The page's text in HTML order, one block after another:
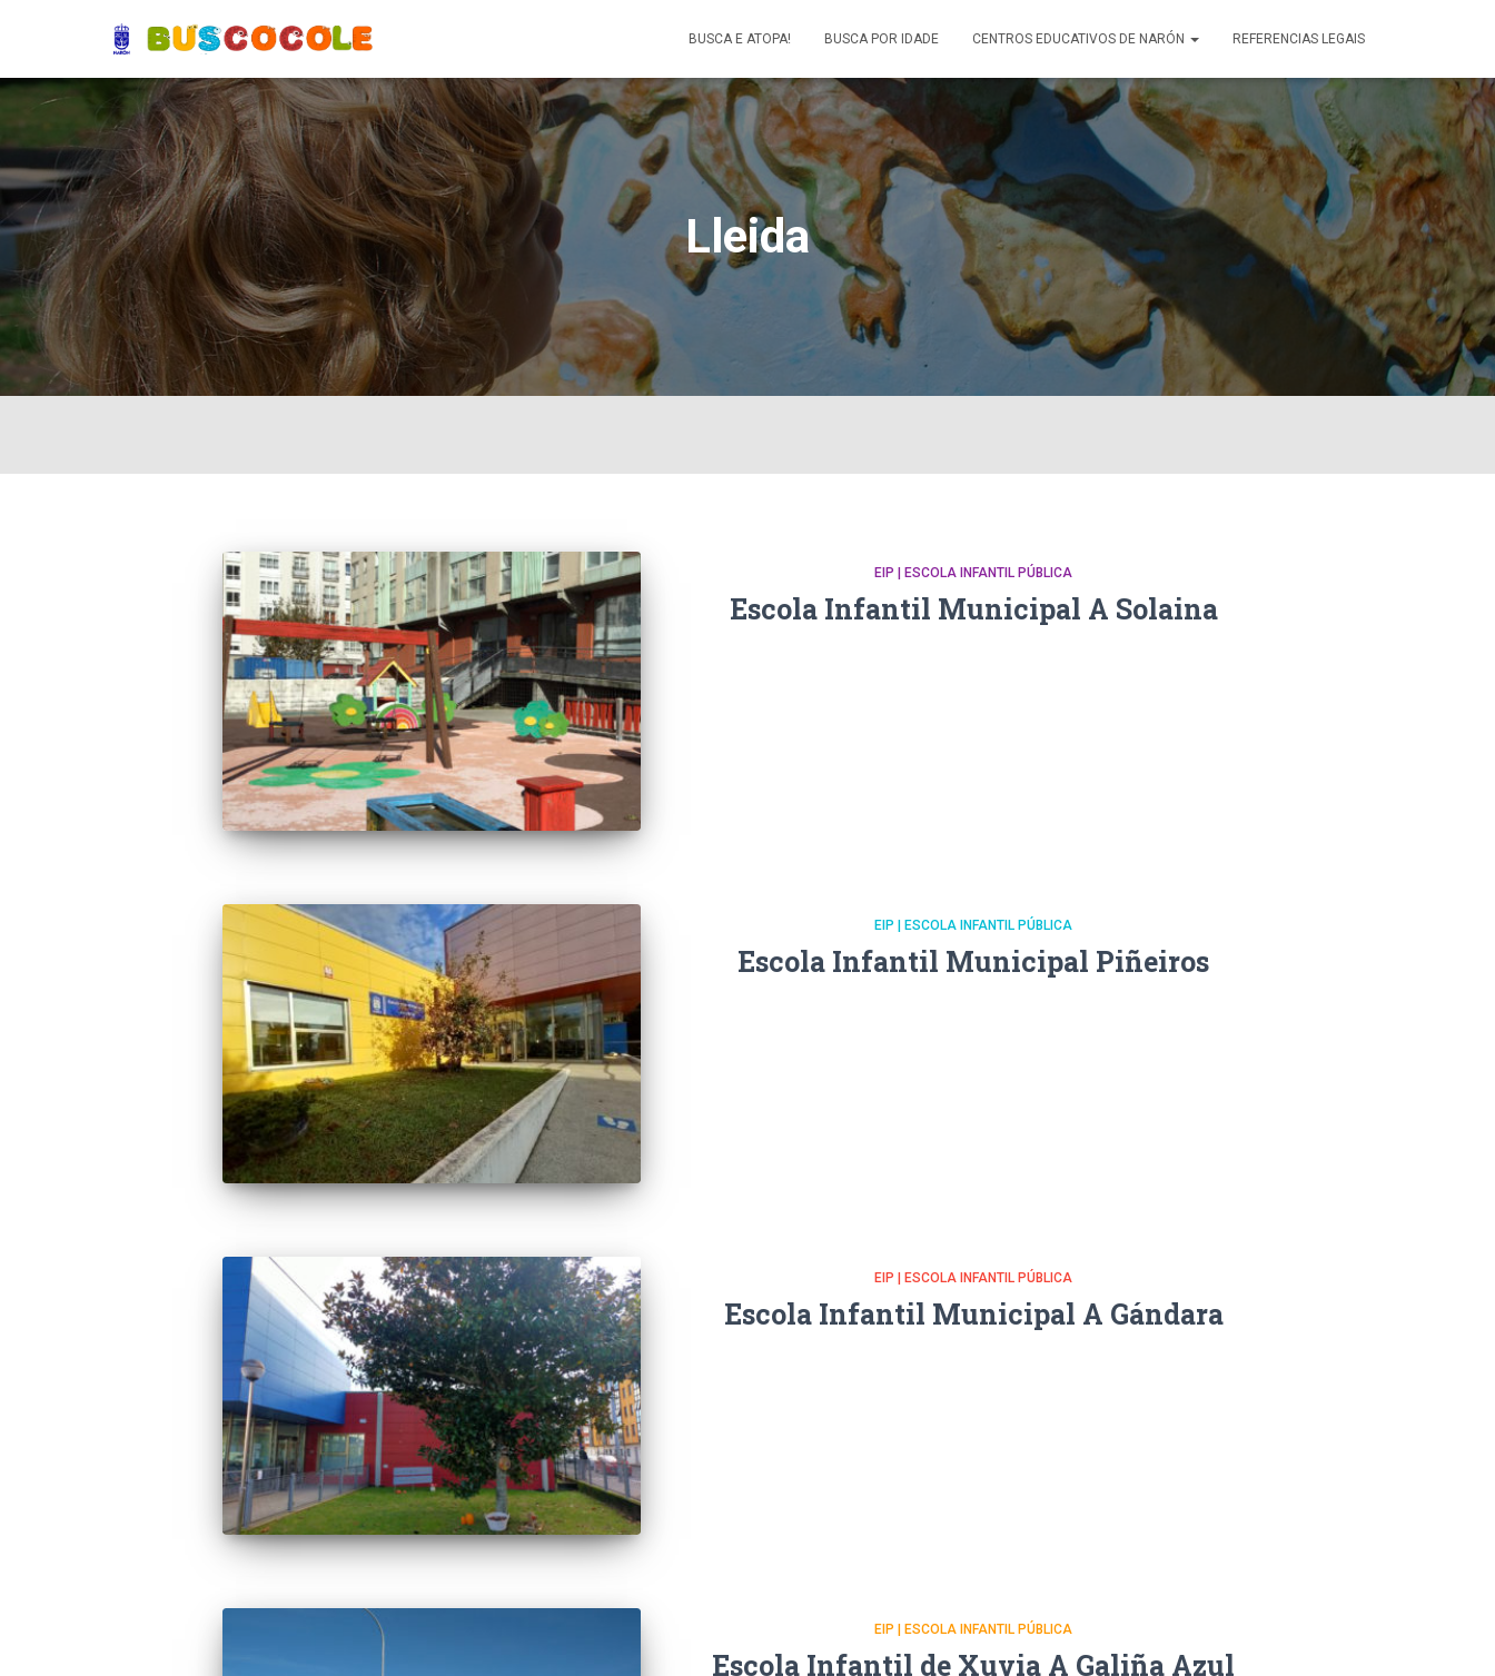
BUSCA E ATOPA! BUSCA POR IDADE CENTROS EDUCATIVOS DE NARÓN REFERENCIAS LEGAIS
Lleida
EIP | ESCOLA INFANTIL PÚBLICA
Escola Infantil Municipal A Solaina
EIP | ESCOLA INFANTIL PÚBLICA
Escola Infantil Municipal Piñeiros
EIP | ESCOLA INFANTIL PÚBLICA
Escola Infantil Municipal A Gándara
EIP | ESCOLA INFANTIL PÚBLICA
Escola Infantil de Xuvia A Galiña Azul